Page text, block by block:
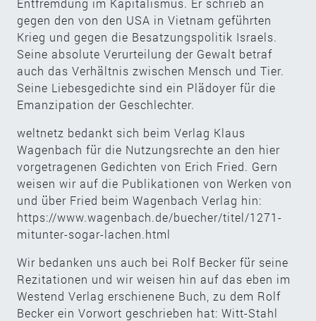
gegen den von den USA in Vietnam geführten
Krieg und gegen die Besatzungspolitik Israels.
Seine absolute Verurteilung der Gewalt betraf
auch das Verhältnis zwischen Mensch und Tier.
Seine Liebesgedichte sind ein Plädoyer für die
Emanzipation der Geschlechter.
weltnetz bedankt sich beim Verlag Klaus
Wagenbach für die Nutzungsrechte an den hier
vorgetragenen Gedichten von Erich Fried. Gern
weisen wir auf die Publikationen von Werken von
und über Fried beim Wagenbach Verlag hin:
https://www.wagenbach.de/buecher/titel/1271-
mitunter-sogar-lachen.html
Wir bedanken uns auch bei Rolf Becker für seine
Rezitationen und wir weisen hin auf das eben im
Westend Verlag erschienene Buch, zu dem Rolf
Becker ein Vorwort geschrieben hat: Witt-Stahl